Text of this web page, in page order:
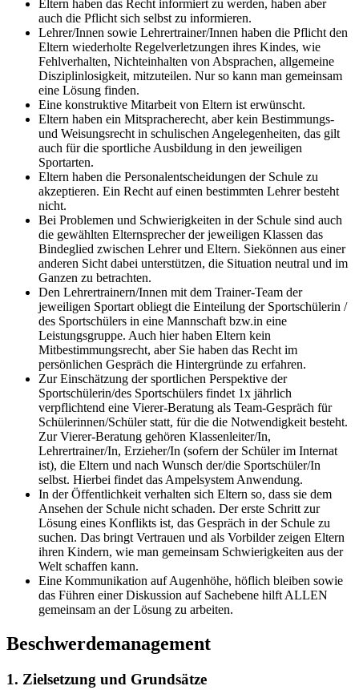
Eltern haben das Recht informiert zu werden, haben aber
auch die Pflicht sich selbst zu informieren.
Lehrer/Innen sowie Lehrertrainer/Innen haben die Pflicht den
Eltern wiederholte Regelverletzungen ihres Kindes, wie
Fehlverhalten, Nichteinhalten von Absprachen, allgemeine
Disziplinlosigkeit, mitzuteilen. Nur so kann man gemeinsam
eine Lösung finden.
Eine konstruktive Mitarbeit von Eltern ist erwünscht.
Eltern haben ein Mitspracherecht, aber kein Bestimmungs-
und Weisungsrecht in schulischen Angelegenheiten, das gilt
auch für die sportliche Ausbildung in den jeweiligen
Sportarten.
Eltern haben die Personalentscheidungen der Schule zu
akzeptieren. Ein Recht auf einen bestimmten Lehrer besteht
nicht.
Bei Problemen und Schwierigkeiten in der Schule sind auch
die gewählten Elternsprecher der jeweiligen Klassen das
Bindeglied zwischen Lehrer und Eltern. Siekönnen aus einer
anderen Sicht dabei unterstützen, die Situation neutral und im
Ganzen zu betrachten.
Den Lehrertrainern/Innen mit dem Trainer-Team der
jeweiligen Sportart obliegt die Einteilung der Sportschülerin /
des Sportschülers in eine Mannschaft bzw.in eine
Leistungsgruppe. Auch hier haben Eltern kein
Mitbestimmungsrecht, aber Sie haben das Recht im
persönlichen Gespräch die Hintergründe zu erfahren.
Zur Einschätzung der sportlichen Perspektive der
Sportschülerin/des Sportschülers findet 1x jährlich
verpflichtend eine Vierer-Beratung als Team-Gespräch für
Schülerinnen/Schüler statt, für die die Notwendigkeit besteht.
Zur Vierer-Beratung gehören Klassenleiter/In,
Lehrertrainer/In, Erzieher/In (sofern der Schüler im Internat
ist), die Eltern und nach Wunsch der/die Sportschüler/In
selbst. Hierbei findet das Ampelsystem Anwendung.
In der Öffentlichkeit verhalten sich Eltern so, dass sie dem
Ansehen der Schule nicht schaden. Der erste Schritt zur
Lösung eines Konflikts ist, das Gespräch in der Schule zu
suchen. Das bringt Vertrauen und als Vorbilder zeigen Eltern
ihren Kindern, wie man gemeinsam Schwierigkeiten aus der
Welt schaffen kann.
Eine Kommunikation auf Augenhöhe, höflich bleiben sowie
das Führen einer Diskussion auf Sachebene hilft ALLEN
gemeinsam an der Lösung zu arbeiten.
Beschwerdemanagement
1. Zielsetzung und Grundsätze